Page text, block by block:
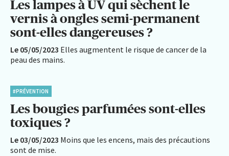
Les lampes à UV qui sèchent le
vernis à ongles semi-permanent
sont-elles dangereuses ?
Le 05/05/2023 Elles augmentent le risque de cancer de la
peau des mains.
#PRÉVENTION
Les bougies parfumées sont-elles
toxiques ?
Le 03/05/2023 Moins que les encens, mais des précautions
sont de mise.